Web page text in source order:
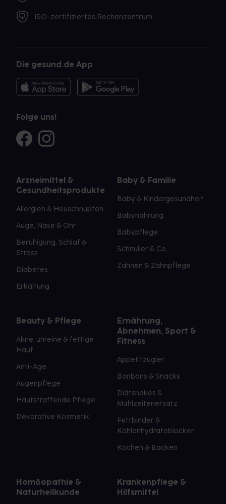
ISO-zertifiziertes Rechenzentrum
Die gesund.de App
Folge uns!
Arzneimittel &
Gesundheitsprodukte
Allergien & Heuschnupfen
Auge, Nase & Ohr
Beruhigung, Schlaf &
Stress
Diabetes
Erkältung
Baby & Familie
Baby & Kindergesundheit
Babynahrung
Babypflege
Schnuller & Co.
Zahnen & Zahnpflege
Beauty & Pflege
Akne, unreine & fettige
Haut
Anti-Age
Augenpflege
Hautstraffende Pflege
Dekorative Kosmetik
Ernährung,
Abnehmen, Sport &
Fitness
Appetitzügler
Bonbons & Snacks
Diätshakes &
Mahlzeitenersatz
Fettbinder &
Kohlenhydrateblocker
Kochen & Backen
Homöopathie &
Naturheilkunde
Krankenpflege &
Hilfsmittel